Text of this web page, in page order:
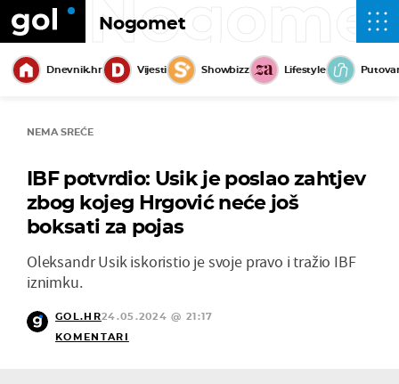
Nogomet
Dnevnik.hr Vijesti Showbizz Lifestyle
NEMA SREĆE
IBF potvrdio: Usik je poslao zahtjev
zbog kojeg Hrgović neće još
boksati za pojas
Oleksandr Usik iskoristio je svoje pravo i tražio IBF
iznimku.
GOL.HR24.05.2024 @ 21:17
KOMENTARI